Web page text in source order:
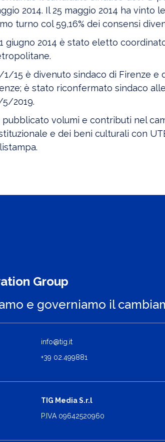
2014. Il 25 maggio 2014 ha vinto
turno col 59,16% dei consensi
giugno 2014 è stato eletto
1/15 è divenuto sindaco di Firenze e
è stato riconfermato sindaco
2019.
pubblicato volumi e contributi nel
e dei beni culturali con
Group
e governiamo il
info@tig.it
+39 02.499881
TIG Media S.r.l
P.IVA 09642520960